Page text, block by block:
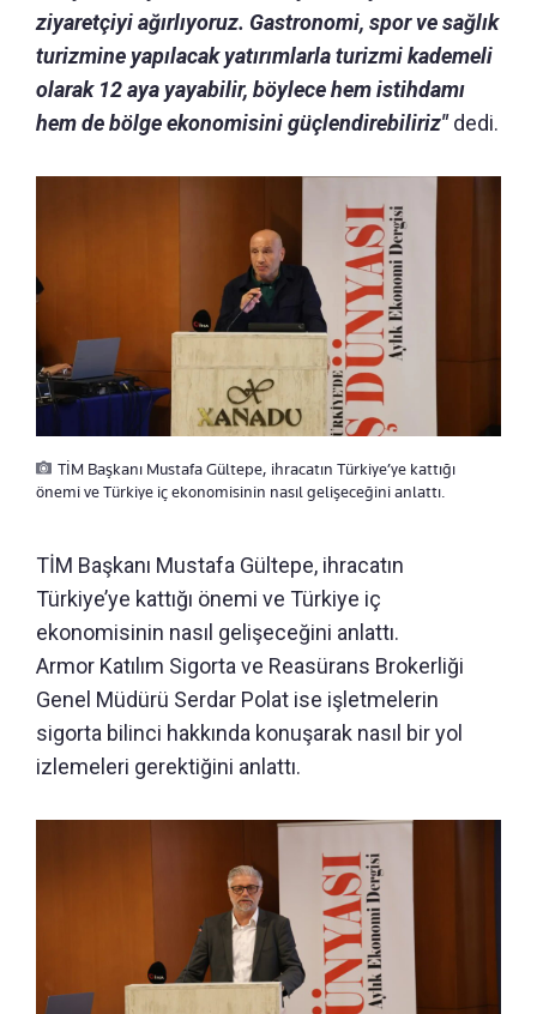
ziyaretçiyi ağırlıyoruz. Gastronomi, spor ve sağlık
turizmine yapılacak yatırımlarla turizmi kademeli
olarak 12 aya yayabilir, böylece hem istihdamı
hem de bölge ekonomisini güçlendirebiliriz"dedi.
TİM Başkanı Mustafa Gültepe, ihracatın Türkiye’ye kattığı
önemi ve Türkiye iç ekonomisinin nasıl gelişeceğini anlattı.
TİM Başkanı Mustafa Gültepe, ihracatın
Türkiye’ye kattığı önemi ve Türkiye iç
ekonomisinin nasıl gelişeceğini anlattı.
Armor Katılım Sigorta ve Reasürans Brokerliği
Genel Müdürü Serdar Polat ise işletmelerin
sigorta bilinci hakkında konuşarak nasıl bir yol
izlemeleri gerektiğini anlattı.